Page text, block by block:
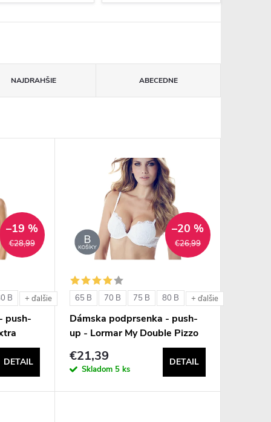
NAJDRAHŠIE ABECEDNE
€28,99
–19 %
B + ďalšie
push-
DETAIL
€26,99
–20 %
65 B 70 B 75 B 80 B + ďalšie
Dámska podprsenka - push-
up - Lormar My Double Pizzo
€21,39
Skladom 5 ks
DETAIL